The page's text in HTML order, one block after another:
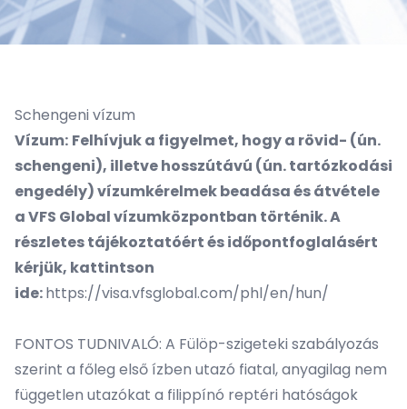
Schengeni vízum
Vízum: Felhívjuk a figyelmet, hogy a rövid- (ún.
schengeni), illetve hosszútávú (ún. tartózkodási
engedély) vízumkérelmek beadása és átvétele
a VFS Global vízumközpontban történik. A
részletes tájékoztatóért és időpontfoglalásért
kérjük, kattintson
ide:https://visa.vfsglobal.com/phl/en/hun/
FONTOS TUDNIVALÓ: A Fülöp-szigeteki szabályozás
szerint a főleg első ízben utazó fiatal, anyagilag nem
független utazókat a filippínó reptéri hatóságok